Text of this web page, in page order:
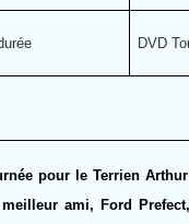
DVD
pour le Terrien
ami, Ford